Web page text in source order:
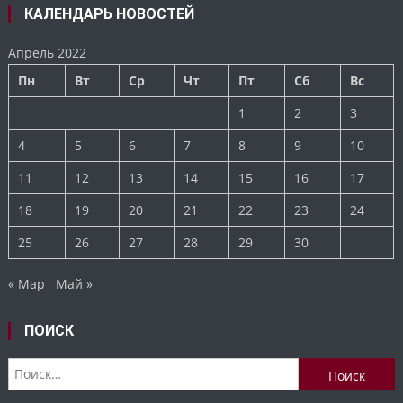
КАЛЕНДАРЬ НОВОСТЕЙ
Апрель 2022
Пн
Вт Ср Чт Пт Сб
Вс
1
2
3
4
5 6 7 8 9
10
11
12 13 14 15 16
17
18
19 20 21 22 23
24
25
26 27 28 29 30
« Мар Май »
ПОИСК
Найти: